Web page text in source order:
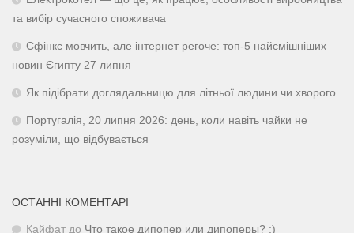
та вибір сучасного споживача
Сфінкс мовчить, але інтернет регоче: топ-5 найсмішніших
новин Єгипту 27 липня
Як підібрати доглядальницю для літньої людини чи хворого
Португалія, 20 липня 2026: день, коли навіть чайки не
розуміли, що відбувається
ОСТАННІ КОМЕНТАРІ
Кайфат до Что такое дипопер или дипоперы? :)